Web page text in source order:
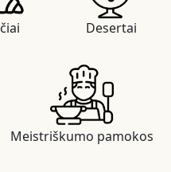
Desertai
Meistriškumo pamokos